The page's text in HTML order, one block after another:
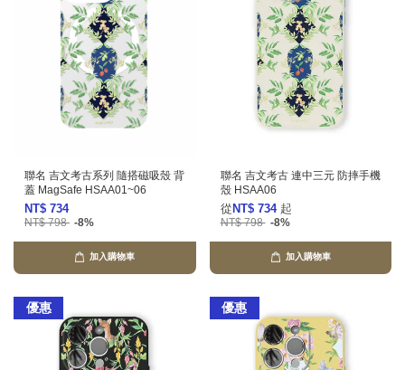
聯名 吉文考古系列 隨搭磁吸殼 背
蓋 MagSafe HSAA01~06
NT$ 734
NT$ 798 -8%
加入購物車
聯名 吉文考古 連中三元 防摔手機
殼 HSAA06
從 NT$ 734 起
NT$ 798 -8%
加入購物車
優惠 優惠